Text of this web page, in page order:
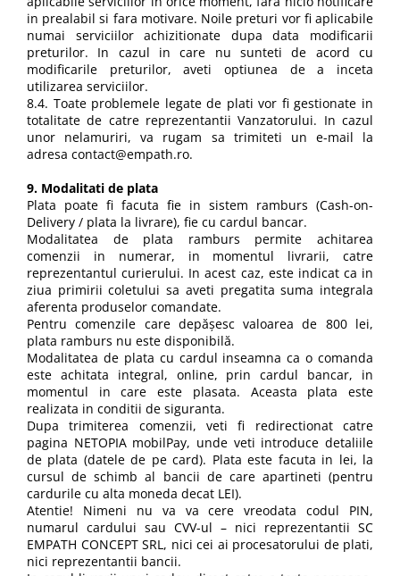
in prealabil si fara motivare. Noile preturi vor fi aplicabile
numai serviciilor achizitionate dupa data modificarii
preturilor. In cazul in care nu sunteti de acord cu
modificarile preturilor, aveti optiunea de a inceta
utilizarea serviciilor.
8.4. Toate problemele legate de plati vor fi gestionate in
totalitate de catre reprezentantii Vanzatorului. In cazul
unor nelamuriri, va rugam sa trimiteti un e-mail la
adresa contact@empath.ro.
9. Modalitati de plata
Plata poate fi facuta fie in sistem ramburs (Cash-on-
Delivery / plata la livrare), fie cu cardul bancar.
Modalitatea de plata ramburs permite achitarea
comenzii in numerar, in momentul livrarii, catre
reprezentantul curierului. In acest caz, este indicat ca in
ziua primirii coletului sa aveti pregatita suma integrala
aferenta produselor comandate.
Pentru comenzile care depășesc valoarea de 800 lei,
plata ramburs nu este disponibilă.
Modalitatea de plata cu cardul inseamna ca o comanda
este achitata integral, online, prin cardul bancar, in
momentul in care este plasata. Aceasta plata este
realizata in conditii de siguranta.
Dupa trimiterea comenzii, veti fi redirectionat catre
pagina NETOPIA mobilPay, unde veti introduce detaliile
de plata (datele de pe card). Plata este facuta in lei, la
cursul de schimb al bancii de care apartineti (pentru
cardurile cu alta moneda decat LEI).
Atentie! Nimeni nu va va cere vreodata codul PIN,
numarul cardului sau CVV-ul – nici reprezentantii SC
EMPATH CONCEPT SRL, nici cei ai procesatorului de plati,
nici reprezentantii bancii.